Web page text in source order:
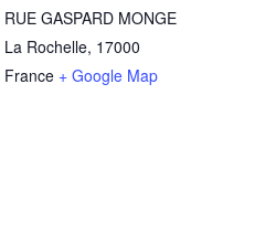
RUE GASPARD MONGE
La Rochelle, 17000
France + Google Map